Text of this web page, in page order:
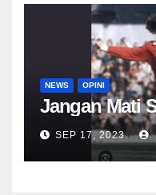
NEWS OPINI
Jangan Mati
SEP 17, 2023